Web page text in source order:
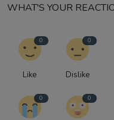
WHAT'S YOUR
0
Like
0
Dislike
0 0